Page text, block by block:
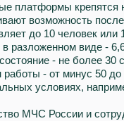
платформы крепятся
возможность
до 10 человек или
разложенном виде -
- не более 30
работы - от минус 50
условиях,
МЧС России и